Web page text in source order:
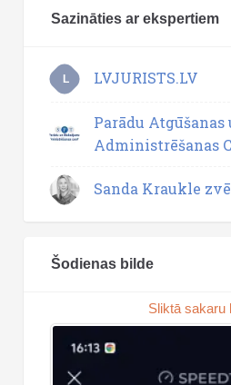
Sazināties ar ekspertiem
L LVJURISTS.LV
Parādu
Administrēšanas
Sanda Kraukle
Šodienas bilde
Sliktā sakaru